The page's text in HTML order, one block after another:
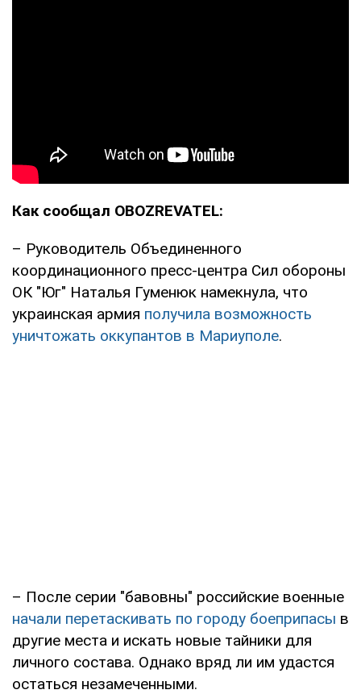
Как сообщал OBOZREVATEL:
– Руководитель Объединенного
координационного пресс-центра Сил обороны
ОК "Юг" Наталья Гуменюк намекнула, что
украинская армия получила возможность
уничтожать оккупантов в Мариуполе.
– После серии "бавовны" российские военные
начали перетаскивать по городу боеприпасы в
другие места и искать новые тайники для
личного состава. Однако вряд ли им удастся
остаться незамеченными.